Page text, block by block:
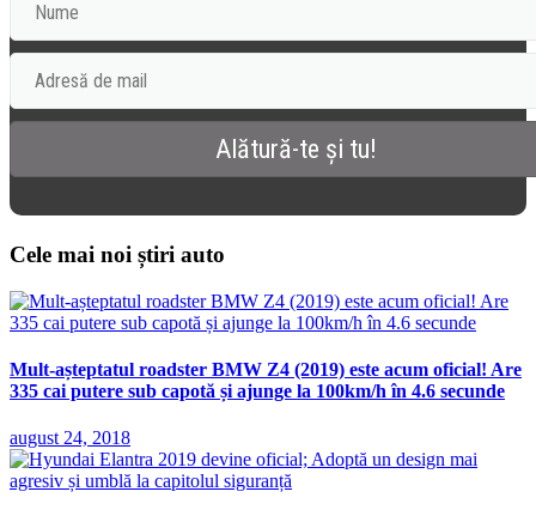
Cele mai noi știri auto
Mult-așteptatul roadster BMW Z4 (2019) este acum oficial! Are
335 cai putere sub capotă și ajunge la 100km/h în 4.6 secunde
august 24, 2018